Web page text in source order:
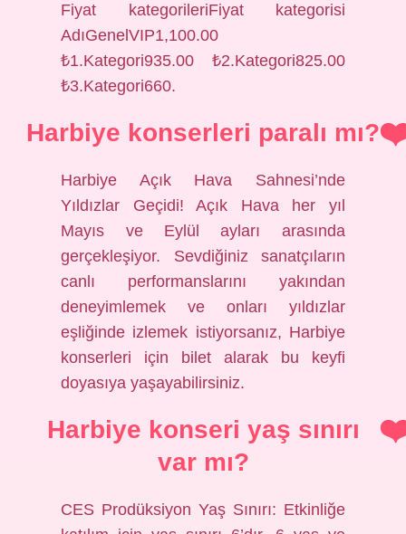
Fiyat kategorileriFiyat kategorisi
AdıGenelVIP1,100.00
₺1.Kategori935.00 ₺2.Kategori825.00
₺3.Kategori660.
Harbiye konserleri paralı mı?
Harbiye Açık Hava Sahnesi’nde
Yıldızlar Geçidi! Açık Hava her yıl
Mayıs ve Eylül ayları arasında
gerçekleşiyor. Sevdiğiniz sanatçıların
canlı performanslarını yakından
deneyimlemek ve onları yıldızlar
eşliğinde izlemek istiyorsanız, Harbiye
konserleri için bilet alarak bu keyfi
doyasıya yaşayabilirsiniz.
Harbiye konseri yaş sınırı
var mı?
CES Prodüksiyon Yaş Sınırı: Etkinliğe